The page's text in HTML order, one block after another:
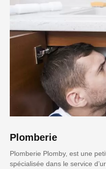
Plomberie
Plomberie Plomby, est une
spécialisée dans le service